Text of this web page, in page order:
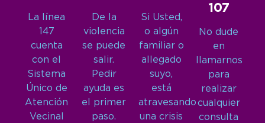
La línea
147
cuenta
con el
Sistema
Único de
Atención
Vecinal
De la
violencia
se puede
salir.
Pedir
ayuda es
el primer
paso.
Si Usted,
o algún
familiar o
allegado
suyo,
está
atravesando
una crisis
107
No dude
en
llamarnos
para
realizar
cualquier
consulta